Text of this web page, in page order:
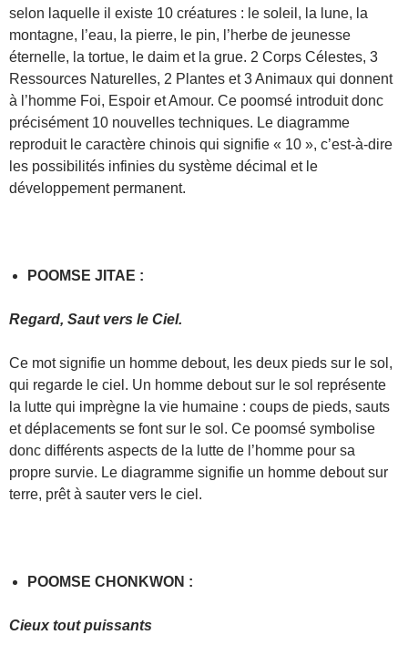
selon laquelle il existe 10 créatures : le soleil, la lune, la
montagne, l’eau, la pierre, le pin, l’herbe de jeunesse
éternelle, la tortue, le daim et la grue. 2 Corps Célestes, 3
Ressources Naturelles, 2 Plantes et 3 Animaux qui donnent
à l’homme Foi, Espoir et Amour. Ce poomsé introduit donc
précisément 10 nouvelles techniques. Le diagramme
reproduit le caractère chinois qui signifie « 10 », c’est-à-dire
les possibilités infinies du système décimal et le
développement permanent.
POOMSE JITAE :
Regard, Saut vers le Ciel.
Ce mot signifie un homme debout, les deux pieds sur le sol,
qui regarde le ciel. Un homme debout sur le sol représente
la lutte qui imprègne la vie humaine : coups de pieds, sauts
et déplacements se font sur le sol. Ce poomsé symbolise
donc différents aspects de la lutte de l’homme pour sa
propre survie. Le diagramme signifie un homme debout sur
terre, prêt à sauter vers le ciel.
POOMSE CHONKWON :
Cieux tout puissants